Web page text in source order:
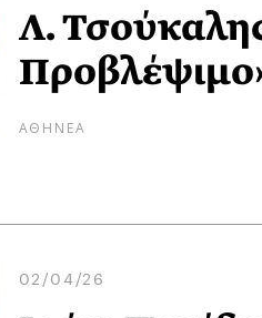
Λ.
ΑΘΗΝΕΑ
02/04/26